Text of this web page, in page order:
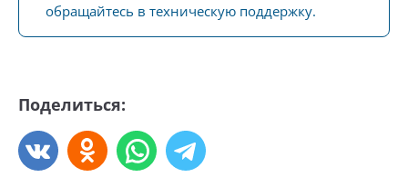
обращайтесь в техническую поддержку.
Поделиться: